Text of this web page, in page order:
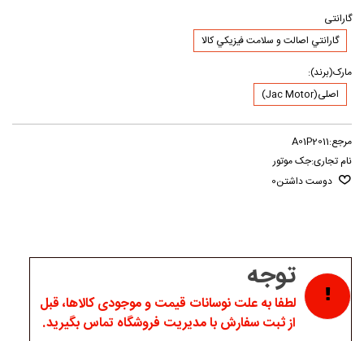
گارانتی
گارانتي اصالت و سلامت فيزيکي کالا
مارک(برند):
اصلی(Jac Motor)
مرجع:A01P2011
نام تجاری:جک موتور
دوست داشتن0
توجه
لطفا به علت نوسانات قیمت و موجودی کالاها، قبل
از ثبت سفارش با مدیریت فروشگاه تماس بگیرید.